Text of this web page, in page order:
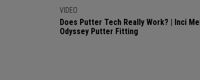
VIDEO
Does Putter Tech Really Work? | Inci
Odyssey Putter Fitting